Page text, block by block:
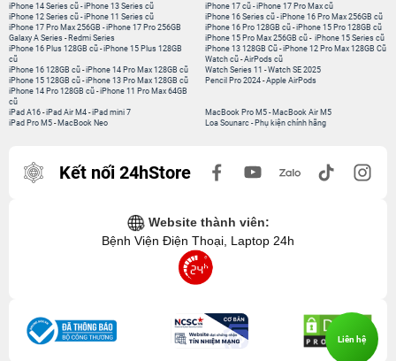
iPhone 14 Series cũ -iPhone 13 Series cũ
iPhone 12 Series cũ -iPhone 11 Series cũ
iPhone 17 Pro Max 256GB -iPhone 17 Pro 256GB
Galaxy A Series - Redmi Series
iPhone 17 cũ-iPhone 17 Pro Max cũ
iPhone 16 Series cũ- iPhone 16 Pro Max 256GB cũ
iPhone 16 Pro 128GB cũ-iPhone 15 Pro 128GB cũ
iPhone 15 Pro Max 256GB cũ- iPhone 15 Series cũ
iPhone 16 Plus 128GB cũ -iPhone 15 Plus 128GB
cũ
iPhone 16 128GB cũ -iPhone 14 Pro Max 128GB cũ
iPhone 15 128GB cũ -iPhone 13 Pro Max 128GB cũ
iPhone 14 Pro 128GB cũ -iPhone 11 Pro Max 64GB
cũ
iPhone 13 128GB Cũ-iPhone 12 Pro Max 128GB Cũ
Watch cũ-AirPods cũ
Watch Series 11 -Watch SE 2025
Pencil Pro 2024-Apple AirPods
iPad A16 -iPad Air M4 -iPad mini 7
iPad Pro M5 - MacBook Neo
MacBook Pro M5- MacBook Air M5
Loa Sounarc- Phụ kiện chính hãng
Kết nối 24hStore
Website thành viên:
Bệnh Viện Điện Thoại, Laptop 24h
Liên hệ